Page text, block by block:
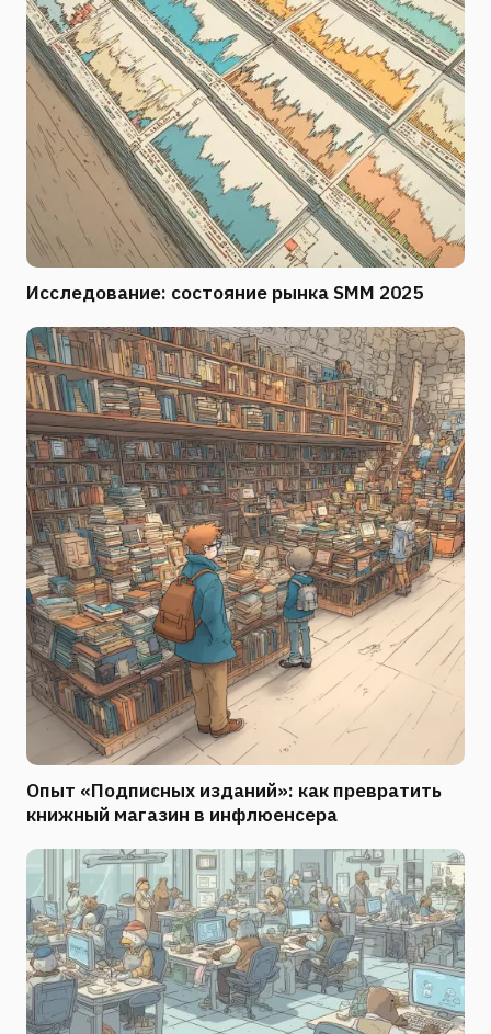
Исследование: состояние рынка SMM 2025
Опыт «Подписных изданий»: как превратить
книжный магазин в инфлюенсера